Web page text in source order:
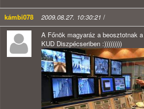
kámbi078 2009.08.27. 10:30:21 /
A Főnök magyaráz a beosztotnak
KUD Diszpécseriben :)))))))))